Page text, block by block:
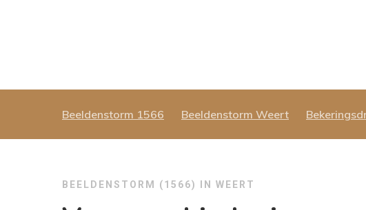
Beeldenstorm 1566 Beeldenstorm Weert
BEELDENSTORM (1566) IN WEERT